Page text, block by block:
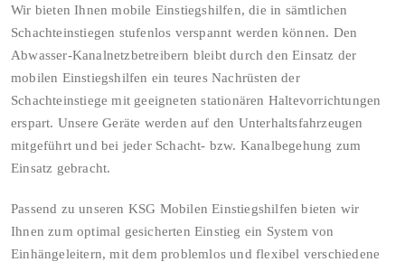
Wir bieten Ihnen mobile Einstiegshilfen, die in sämtlichen
Schachteinstiegen stufenlos verspannt werden können. Den
Abwasser-Kanalnetzbetreibern bleibt durch den Einsatz der
mobilen Einstiegshilfen ein teures Nachrüsten der
Schachteinstiege mit geeigneten stationären Haltevorrichtungen
erspart. Unsere Geräte werden auf den Unterhaltsfahrzeugen
mitgeführt und bei jeder Schacht- bzw. Kanalbegehung zum
Einsatz gebracht.
Passend zu unseren KSG Mobilen Einstiegshilfen bieten wir
Ihnen zum optimal gesicherten Einstieg ein System von
Einhängeleitern, mit dem problemlos und flexibel verschiedene